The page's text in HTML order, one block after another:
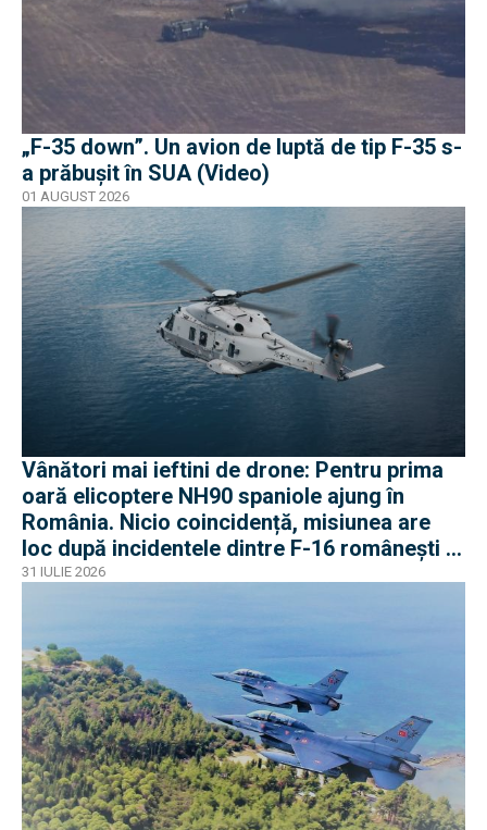
„F-35 down”. Un avion de luptă de tip F-35 s-
a prăbușit în SUA (Video)
01 AUGUST 2026
Vânători mai ieftini de drone: Pentru prima
oară elicoptere NH90 spaniole ajung în
România. Nicio coincidență, misiunea are
loc după incidentele dintre F-16 românești și
dronele ruse
31 IULIE 2026